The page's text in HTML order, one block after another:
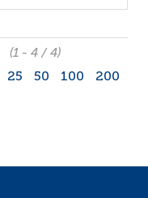
(1 - 4 / 4)
25 50 100 200